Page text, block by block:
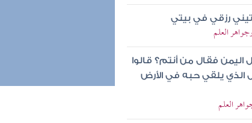
رزقي في بيتي
العلم
فقال من أنتم؟ قالوا
الذي يلقي حبه في الأرض
العلم